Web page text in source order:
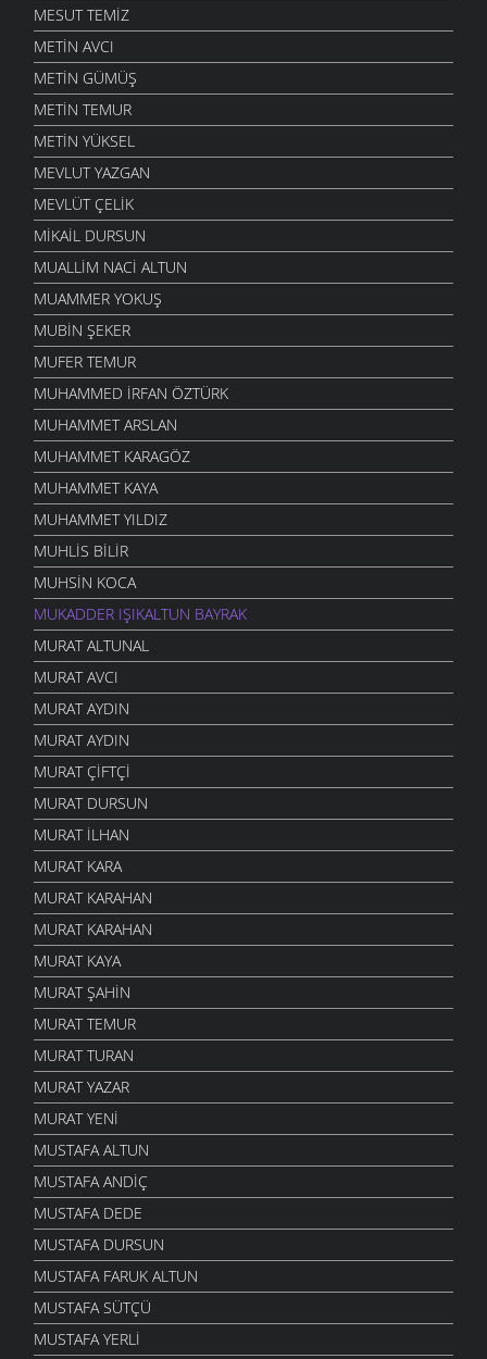
MESUT TEMIZ
METIN AVCI
METIN GÜMÜŞ
METIN TEMUR
METIN YÜKSEL
MEVLUT YAZGAN
MEVLÜT ÇELIK
MIKAIL DURSUN
MUALLIM NACI ALTUN
MUAMMER YOKUŞ
MUBIN ŞEKER
MUFER TEMUR
MUHAMMED İRFAN ÖZTÜRK
MUHAMMET ARSLAN
MUHAMMET KARAGÖZ
MUHAMMET KAYA
MUHAMMET YILDIZ
MUHLIS BILIR
MUHSIN KOCA
MUKADDER IŞIKALTUN BAYRAK
MURAT ALTUNAL
MURAT AVCI
MURAT AYDIN
MURAT AYDIN
MURAT ÇIFTÇI
MURAT DURSUN
MURAT İLHAN
MURAT KARA
MURAT KARAHAN
MURAT KARAHAN
MURAT KAYA
MURAT ŞAHIN
MURAT TEMUR
MURAT TURAN
MURAT YAZAR
MURAT YENI
MUSTAFA ALTUN
MUSTAFA ANDIÇ
MUSTAFA DEDE
MUSTAFA DURSUN
MUSTAFA FARUK ALTUN
MUSTAFA SÜTÇÜ
MUSTAFA YERLI